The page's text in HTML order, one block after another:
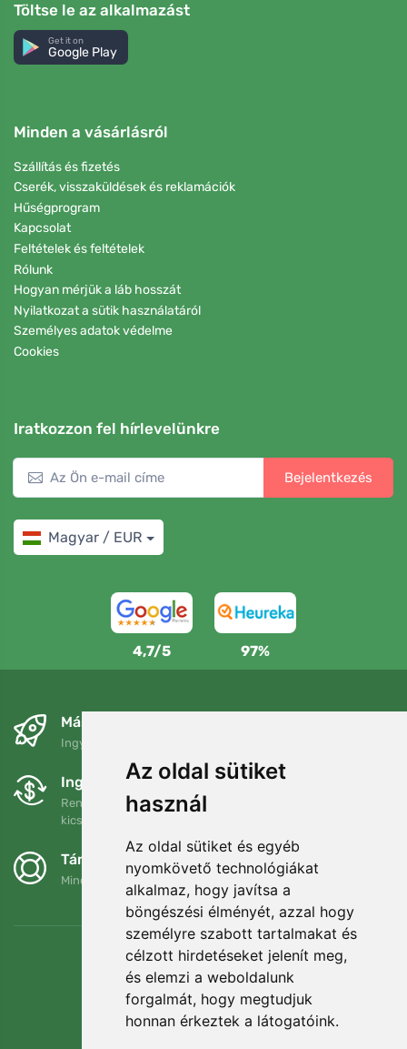
Az oldal sütiket
használ
Az oldal sütiket és egyéb
nyomkövető technológiákat
alkalmaz, hogy javítsa a
böngészési élményét, azzal hogy
személyre szabott tartalmakat és
célzott hirdetéseket jelenít meg,
és elemzi a weboldalunk
forgalmát, hogy megtudjuk
honnan érkeztek a látogatóink.
Töltse le az alkalmazást
Get it on
Google Play
Minden a vásárlásról
Szállítás és fizetés
Cserék, visszaküldések és reklamációk
Hűségprogram
Kapcsolat
Feltételek és feltételek
Rólunk
Hogyan mérjük a láb hosszát
Nyilatkozat a sütik használatáról
Személyes adatok védelme
Cookies
Iratkozzon fel hírlevelünkre
Bejelentkezés
Magyar / EUR
4,7/5 97%
Másnapra és ingyenesen
Ingyenes szállítás a következő összeg felett: 80 EUR
Ingyenes csere és visszaküldés
Rendelését 90 napon belül bármikor visszaküldheti vagy
kicserélheti.
Támogatjuk a Trees.org-ot
Minden megrendelésért ültetünk egy fát! Bővebben